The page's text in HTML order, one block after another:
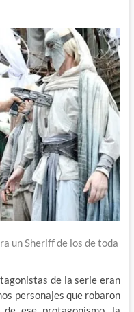
un Sheriff de los de toda
de la serie eran
personajes que robaron